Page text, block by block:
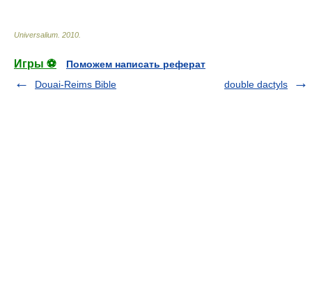
Universalium 2010
Игры ⚽
Поможем написать реферат
Douai-Reims Bible
double dactyls